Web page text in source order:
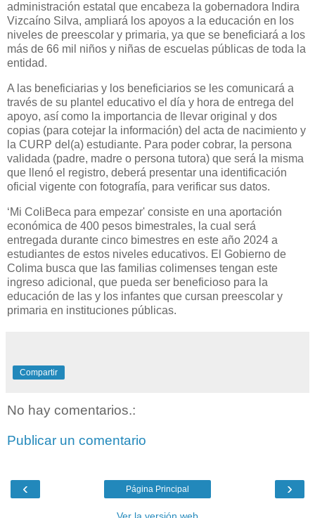
administración estatal que encabeza la gobernadora Indira
Vizcaíno Silva, ampliará los apoyos a la educación en los
niveles de preescolar y primaria, ya que se beneficiará a los
más de 66 mil niños y niñas de escuelas públicas de toda la
entidad.
A las beneficiarias y los beneficiarios se les comunicará a
través de su plantel educativo el día y hora de entrega del
apoyo, así como la importancia de llevar original y dos
copias (para cotejar la información) del acta de nacimiento y
la CURP del(a) estudiante. Para poder cobrar, la persona
validada (padre, madre o persona tutora) que será la misma
que llenó el registro, deberá presentar una identificación
oficial vigente con fotografía, para verificar sus datos.
‘Mi ColiBeca para empezar' consiste en una aportación
económica de 400 pesos bimestrales, la cual será
entregada durante cinco bimestres en este año 2024 a
estudiantes de estos niveles educativos. El Gobierno de
Colima busca que las familias colimenses tengan este
ingreso adicional, que pueda ser beneficioso para la
educación de las y los infantes que cursan preescolar y
primaria en instituciones públicas.
Compartir
No hay comentarios.:
Publicar un comentario
‹ ›
Página Principal
Ver la versión web